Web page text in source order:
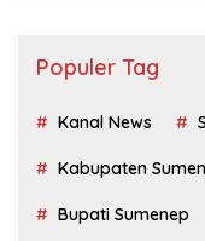
Populer Tag
Kanal News
Kabupaten
Bupati Sumenep